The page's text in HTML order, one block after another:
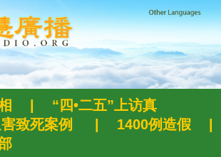
“四•二五”上访真
致死案例 1400例造假